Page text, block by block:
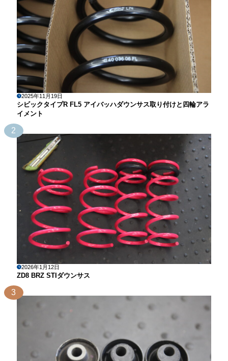
2025年11月19日
シビックタイプR FL5 アイバッハダウンサス取り付けと四輪アラ
イメント
2
2026年1月12日
ZD8 BRZ STIダウンサス
3